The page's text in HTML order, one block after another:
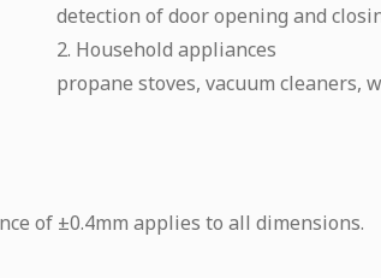
detection of door opening and
2. Household appliances
propane stoves, vacuum cleaners,
of ±0.4mm applies to all dimensions.